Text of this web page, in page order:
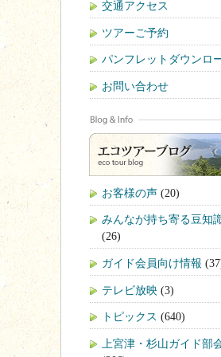
交通アクセス
ツアーご予約
パンフレットダウンロ
お問い合わせ
お客様の声 (20)
みんなが持ち寄る豆知
(26)
ガイド会員向け情報
テレビ放映 (3)
トピックス (640)
上宮津・杉山ガイド部